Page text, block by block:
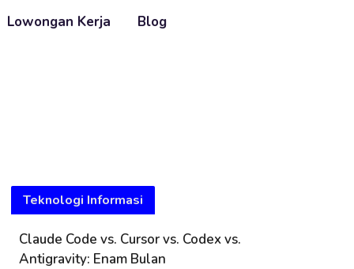
Lowongan Kerja Blog
Teknologi Informasi
Claude Code vs. Cursor vs. Codex vs.
Antigravity: Enam Bulan